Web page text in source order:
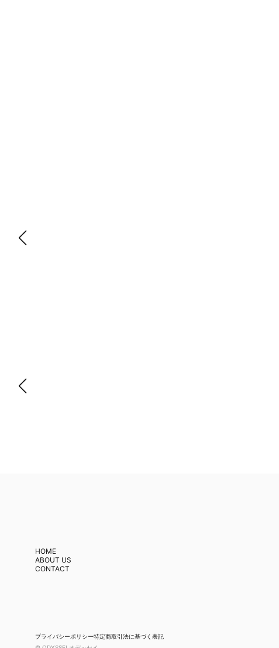
HOME
ABOUT US
CONTACT
プライバシーポリシー特定商取引法に基づく表記